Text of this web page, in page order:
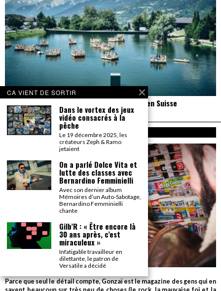
Un reportage pas neutre au PALP Festival, en Suisse
A PROPOS
Parce que seul le détail compte, Gonzaï est le magazine des gens qui en
savent beaucoup sur très peu de choses (le rock, la mauvaise foi et la
CA VIENT DE SORTIR
Dans le vortex des jeux
vidéo consacrés à la
pêche
Le 19 décembre 2025, les
créateurs Zeph & Ramo
jetaient
On a parlé Dolce Vita et
lutte des classes avec
Bernardino Femminielli
Avec son dernier album
Mémoires d’un Auto-Sabotage,
Bernardino Femminielli
chante
Gilb’R : « Être encore là
30 ans après, c’est
miraculeux »
Infatigable travailleur en
dilettante, le patron de
Versatile a décidé